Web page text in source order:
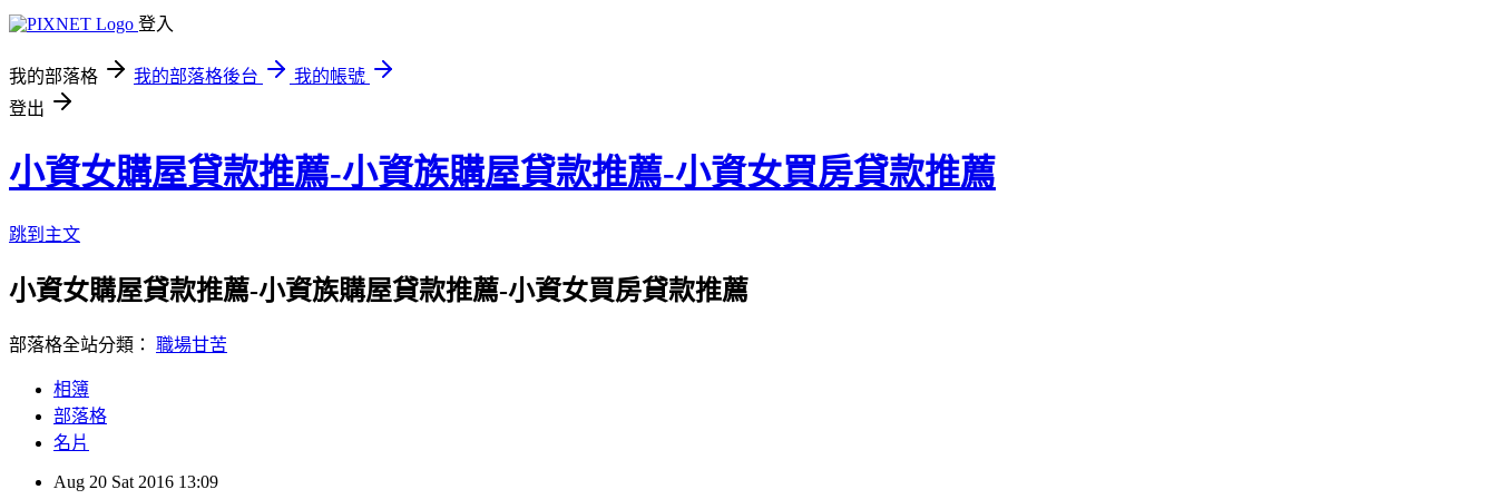
登入
我的部落格 我的部落格後台
我的帳號
登出
小資女購屋貸款推薦-小資族購屋貸款推薦-小資女買房貸款推薦
跳到主文
小資女購屋貸款推薦-小資族購屋貸款推薦-小資女買房貸款推薦
部落格全站分類： 職場甘苦
相簿
部落格
名片
Aug 20 Sat 2016 13:09